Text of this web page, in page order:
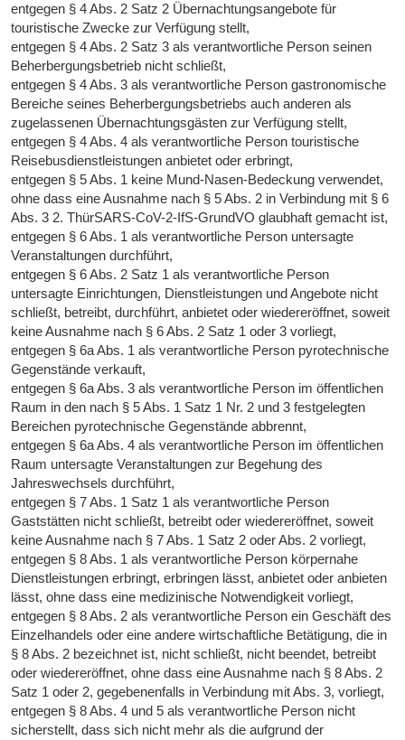
entgegen § 4 Abs. 2 Satz 2 Übernachtungsangebote für
touristische Zwecke zur Verfügung stellt,
entgegen § 4 Abs. 2 Satz 3 als verantwortliche Person seinen
Beherbergungsbetrieb nicht schließt,
entgegen § 4 Abs. 3 als verantwortliche Person gastronomische
Bereiche seines Beherbergungsbetriebs auch anderen als
zugelassenen Übernachtungsgästen zur Verfügung stellt,
entgegen § 4 Abs. 4 als verantwortliche Person touristische
Reisebusdienstleistungen anbietet oder erbringt,
entgegen § 5 Abs. 1 keine Mund-Nasen-Bedeckung verwendet,
ohne dass eine Ausnahme nach § 5 Abs. 2 in Verbindung mit § 6
Abs. 3 2. ThürSARS-CoV-2-IfS-GrundVO glaubhaft gemacht ist,
entgegen § 6 Abs. 1 als verantwortliche Person untersagte
Veranstaltungen durchführt,
entgegen § 6 Abs. 2 Satz 1 als verantwortliche Person
untersagte Einrichtungen, Dienstleistungen und Angebote nicht
schließt, betreibt, durchführt, anbietet oder wiedereröffnet, soweit
keine Ausnahme nach § 6 Abs. 2 Satz 1 oder 3 vorliegt,
entgegen § 6a Abs. 1 als verantwortliche Person pyrotechnische
Gegenstände verkauft,
entgegen § 6a Abs. 3 als verantwortliche Person im öffentlichen
Raum in den nach § 5 Abs. 1 Satz 1 Nr. 2 und 3 festgelegten
Bereichen pyrotechnische Gegenstände abbrennt,
entgegen § 6a Abs. 4 als verantwortliche Person im öffentlichen
Raum untersagte Veranstaltungen zur Begehung des
Jahreswechsels durchführt,
entgegen § 7 Abs. 1 Satz 1 als verantwortliche Person
Gaststätten nicht schließt, betreibt oder wiedereröffnet, soweit
keine Ausnahme nach § 7 Abs. 1 Satz 2 oder Abs. 2 vorliegt,
entgegen § 8 Abs. 1 als verantwortliche Person körpernahe
Dienstleistungen erbringt, erbringen lässt, anbietet oder anbieten
lässt, ohne dass eine medizinische Notwendigkeit vorliegt,
entgegen § 8 Abs. 2 als verantwortliche Person ein Geschäft des
Einzelhandels oder eine andere wirtschaftliche Betätigung, die in
§ 8 Abs. 2 bezeichnet ist, nicht schließt, nicht beendet, betreibt
oder wiedereröffnet, ohne dass eine Ausnahme nach § 8 Abs. 2
Satz 1 oder 2, gegebenenfalls in Verbindung mit Abs. 3, vorliegt,
entgegen § 8 Abs. 4 und 5 als verantwortliche Person nicht
sicherstellt, dass sich nicht mehr als die aufgrund der